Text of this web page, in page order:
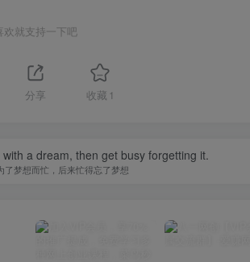
欢就支持一下吧
分享 收藏 1
a dream, then get busy forgetting it.
了梦想而忙，后来忙得忘了梦想